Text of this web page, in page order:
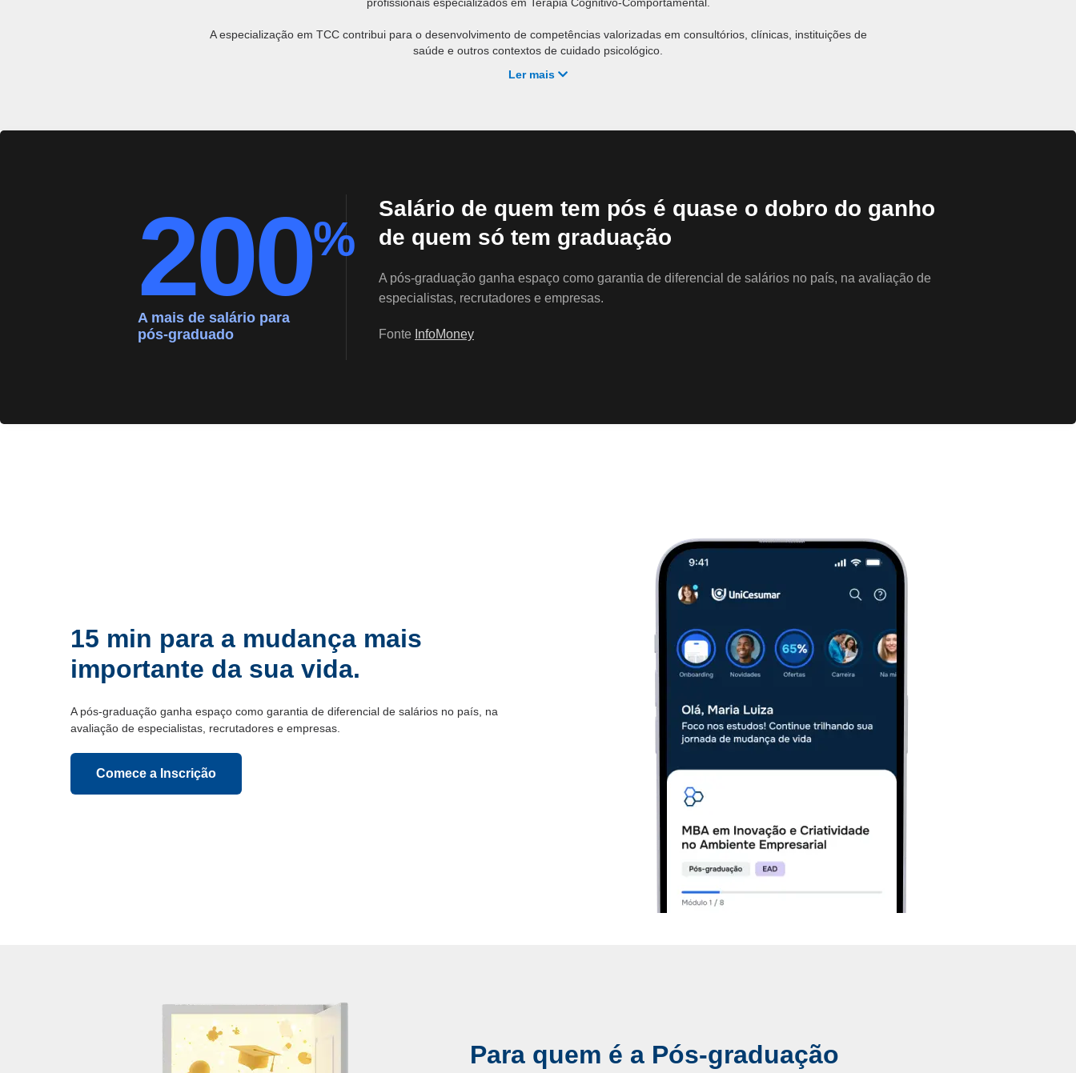
A especialização em TCC contribui para o desenvolvimento de competências valorizadas em consultórios, clínicas, instituições de
saúde e outros contextos de cuidado psicológico.
Entre as principais possibilidades de atuação, destacam-se:
Atendimento clínico em consultórios particulares para intervenções individuais ou familiares;
Realização de psicoterapia por meio de atendimento online, conforme a regulamentação profissional vigente.
Ler mais
200%
A mais de salário para
pós-graduado
Salário de quem tem pós é quase o dobro do ganho
de quem só tem graduação
A pós-graduação ganha espaço como garantia de diferencial de salários no país, na avaliação de
especialistas, recrutadores e empresas.
Fonte InfoMoney
15 min para a mudança mais
importante da sua vida.
A pós-graduação ganha espaço como garantia de diferencial de salários no país, na
avaliação de especialistas, recrutadores e empresas.
Comece a Inscrição
Para quem é a Pós-graduação